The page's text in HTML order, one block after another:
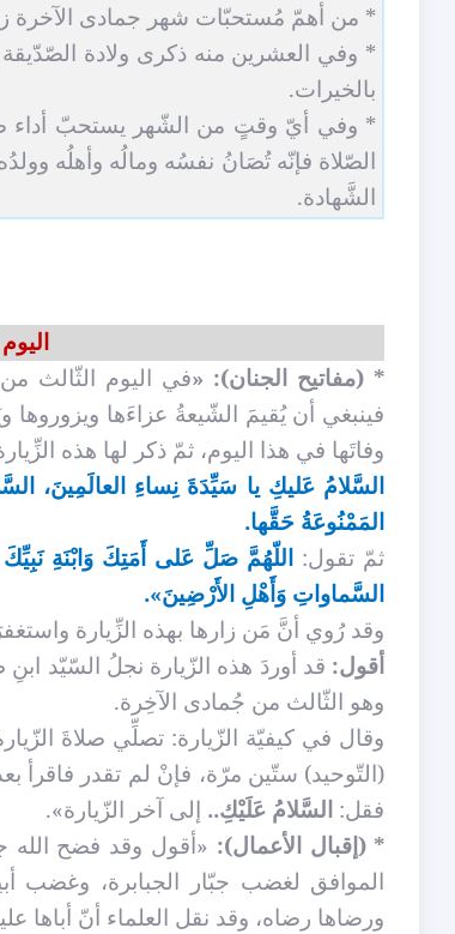
* من أهمّ مُستحبّات شهر جمادى الآخرة
* وفي العشرين منه ذكرى ولادة الصّدّيقة
بالخيرات.
* وفي أيّ وقتٍ من الشّهر يستحبّ أداء
الصّلاة فإنّه تُصَانُ نفسُه ومالُه وأهلُه
الشَّهادة.
* (مفاتيح الجنان): «في اليوم الثّالث
فينبغي أن يُقيمَ الشّيعةُ عزاءَها
وفاتَها في هذا اليوم، ثمّ ذكر لها هذه
السَّلامُ عَليكِ يا سَيِّدَةَ نِساءِ العالَمِينَ،
المَمْنُوعَةُ حَقَّها.
ثمّ تقول: اللّهُمَّ صَلِّ عَلى أَمَتِكَ وَابْنَةِ
السَّماواتِ وَأَهْلِ الأَرْضِينَ».
وقد رُوي أنَّ مَن زارها بهذه الزِّيارة
أقول: قد أوردَ هذه الزّيارة نجلُ السّيّد
وهو الثّالث من جُمادى الآخِرة.
وقال في كيفيّة الزّيارة: تصلِّي صلاةَ
(التّوحيد) ستّين مرّة، فإنْ لم تقدر فاقرأ
فقل: السَّلامُ عَلَيْكِ.. إلى آخر الزّيارة».
* (إقبال الأعمال): «أقول وقد فضح الله
الموافق لغضب جبّار الجبابرة، وغضب
ورضاها رضاه، وقد نقل العلماء أنّ أباها